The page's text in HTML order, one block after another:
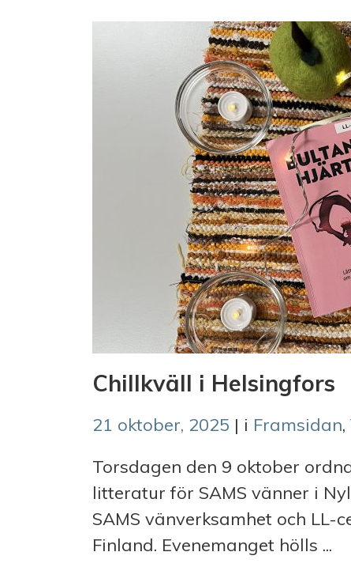
Chillkväll i Helsingfors
21 oktober, 2025 | i Framsidan,
Torsdagen den 9 oktober
litteratur för SAMS vänner i
SAMS vänverksamhet och
Finland. Evenemanget hölls ...